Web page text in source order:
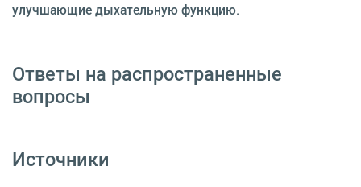
улучшающие дыхательную функцию.
Ответы на распространенные
вопросы
Источники